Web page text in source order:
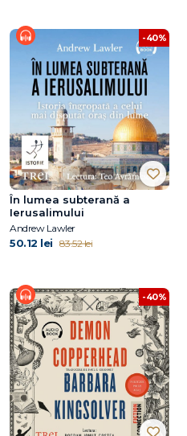
-40%
În lumea subterană a
Ierusalimului
Andrew Lawler
50.12 lei 83.52 lei
-40%